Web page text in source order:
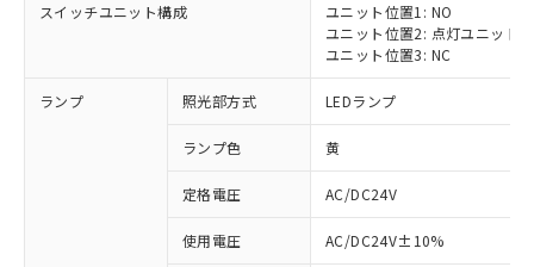
スイッチユニット構成
ユニット位置1: NO
ユニット位置2: 点灯ユニット
ユニット位置3: NC
ランプ 照光部方式 LEDランプ
ランプ色 黄
定格電圧 AC/DC24V
使用電圧 AC/DC24V±10%